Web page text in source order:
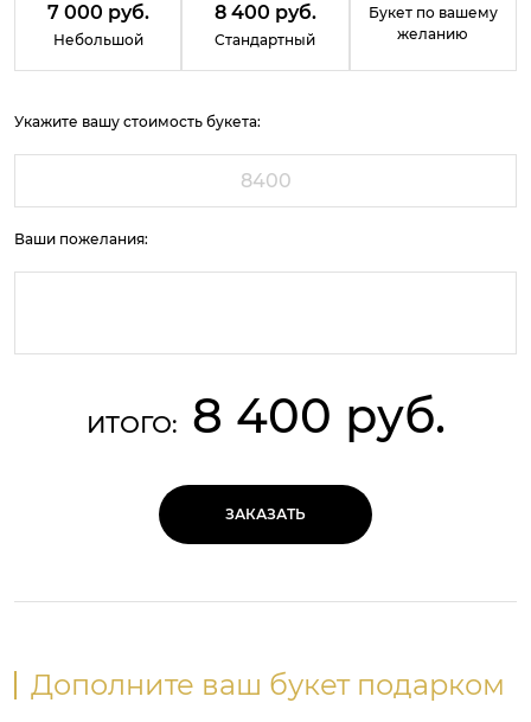
7 000 руб.
Небольшой
8 400 руб.
Стандартный
Букет по вашему
желанию
Укажите вашу стоимость букета:
Ваши пожелания:
ИТОГО: 8 400 руб.
ЗАКАЗАТЬ
Дополните ваш букет подарком